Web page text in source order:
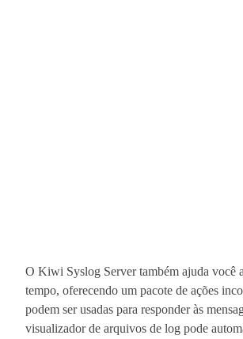
O Kiwi Syslog Server também ajuda você
tempo, oferecendo um pacote de ações
podem ser usadas para responder às
visualizador de arquivos de log pode